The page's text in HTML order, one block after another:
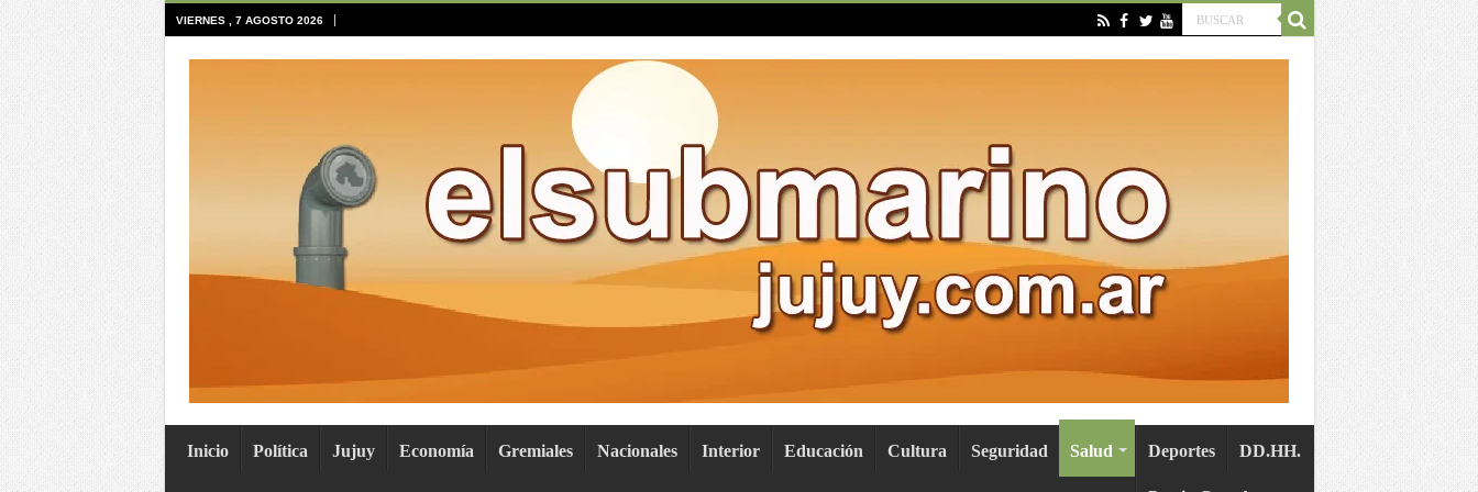
VIERNES , 7 AGOSTO 2026
Inicio Política Jujuy Economía Gremiales Nacionales Interior Educación Cultura Seguridad Salud Deportes DD.HH.